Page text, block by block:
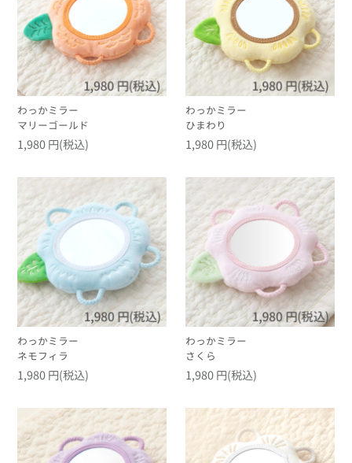
わっかミラー
マリーゴールド
1,980 円(税込)
わっかミラー
ひまわり
1,980 円(税込)
わっかミラー
ネモフィラ
1,980 円(税込)
わっかミラー
さくら
1,980 円(税込)